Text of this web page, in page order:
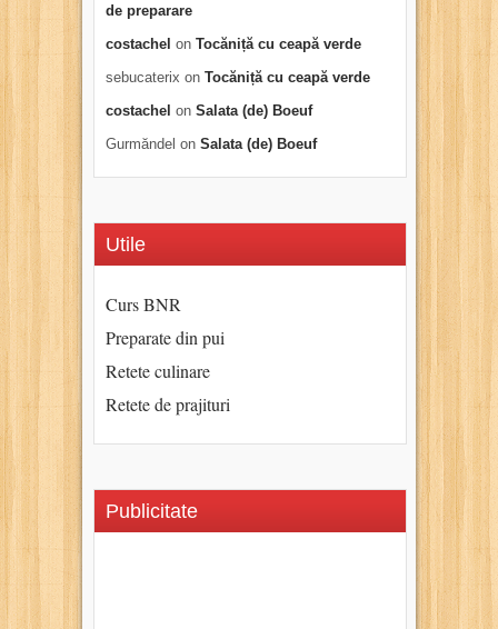
de preparare
costachel on Tocăniță cu ceapă verde
sebucaterix on Tocăniță cu ceapă verde
costachel on Salata (de) Boeuf
Gurmăndel on Salata (de) Boeuf
Utile
Curs BNR
Preparate din pui
Retete culinare
Retete de prajituri
Publicitate